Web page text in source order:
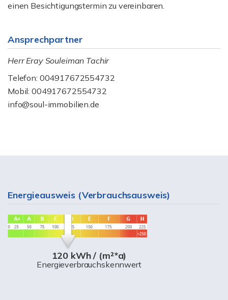
einen Besichtigungstermin zu vereinbaren.
Ansprechpartner
Herr Eray Souleiman Tachir
Telefon: 004917672554732
Mobil: 004917672554732
info@soul-immobilien.de
Energieausweis (Verbrauchsausweis)
120 kWh / (m²*a)
Energieverbrauchskennwert